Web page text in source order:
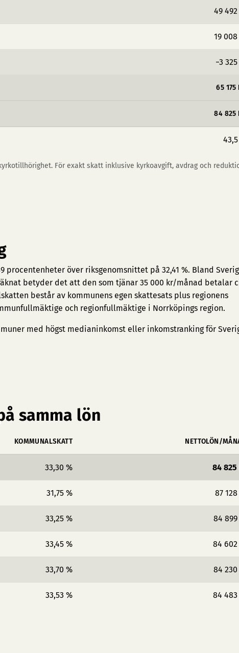
49
19
−3
65 175
84 825
För exakt skatt inklusive kyrkoavgift, avdrag och
över riksgenomsnittet på 32,41 %. Bland
betyder det att den som tjänar 35 000 kr/månad betalar
består av kommunens egen skattesats plus regionens
och regionfullmäktige i Norrköpings region.
med högst medianinkomst eller inkomstranking för
samma lön
KOMMUNALSKATT NETTOLÖN/
33,30 % 84
31,75 % 87
33,25 % 84
33,45 % 84
33,70 % 84
33,53 % 84